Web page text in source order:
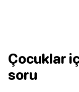
Çocuklar
soru